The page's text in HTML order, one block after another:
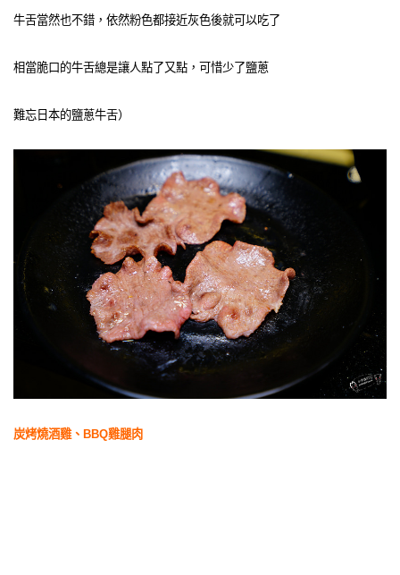
牛舌當然也不錯，依然粉色都接近灰色後就可以吃了
相當脆口的牛舌總是讓人點了又點，可惜少了鹽蔥
難忘日本的鹽蔥牛舌）
炭烤燒酒雞、BBQ雞腿肉